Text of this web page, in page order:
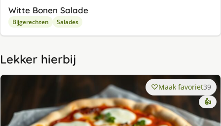
Witte Bonen Salade
Bijgerechten Salades
Lekker hierbij
Maak favoriet39
👍